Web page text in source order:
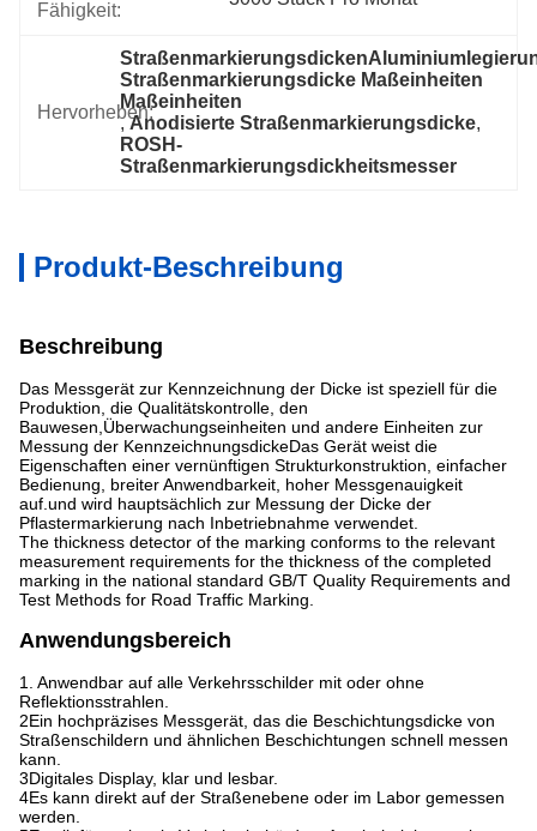
Fähigkeit:
Hervorheben:
Straßenmarkierungsdicke Maßeinheiten
Maßeinheiten
, Anodisierte Straßenmarkierungsdicke,
ROSH-
Straßenmarkierungsdickheitsmesser
Produkt-Beschreibung
Beschreibung
Das Messgerät zur Kennzeichnung der Dicke ist speziell für die
Produktion, die Qualitätskontrolle, den
Bauwesen,Überwachungseinheiten und andere Einheiten zur
Messung der KennzeichnungsdickeDas Gerät weist die
Eigenschaften einer vernünftigen Strukturkonstruktion, einfacher
Bedienung, breiter Anwendbarkeit, hoher Messgenauigkeit
auf.und wird hauptsächlich zur Messung der Dicke der
Pflastermarkierung nach Inbetriebnahme verwendet.
The thickness detector of the marking conforms to the relevant
measurement requirements for the thickness of the completed
marking in the national standard GB/T Quality Requirements and
Test Methods for Road Traffic Marking.
Anwendungsbereich
1. Anwendbar auf alle Verkehrsschilder mit oder ohne
Reflektionsstrahlen.
2Ein hochpräzises Messgerät, das die Beschichtungsdicke von
Straßenschildern und ähnlichen Beschichtungen schnell messen
kann.
3Digitales Display, klar und lesbar.
4Es kann direkt auf der Straßenebene oder im Labor gemessen
werden.